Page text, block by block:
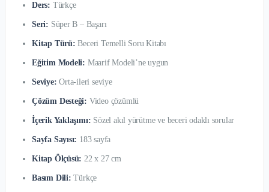
Ders: Türkçe
Seri: Süper B – Başarı
Kitap Türü: Beceri Temelli Soru Kitabı
Eğitim Modeli: Maarif Modeli’ne uygun
Seviye: Orta-ileri seviye
Çözüm Desteği: Video çözümlü
İçerik Yaklaşımı: Sözel akıl yürütme ve beceri odaklı sorular
Sayfa Sayısı: 183 sayfa
Kitap Ölçüsü: 22 x 27 cm
Basım Dili: Türkçe